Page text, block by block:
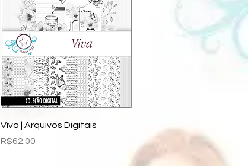
Quick View
Viva | Arquivos Digitais
Price
R$62.00